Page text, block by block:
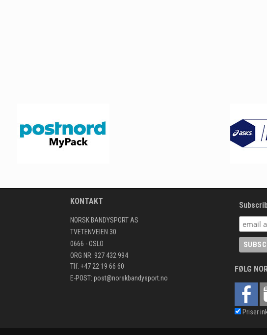
KONTAKT
NORSK BANDYSPORT AS
TVETENVEIEN 30
0666 - OSLO
ORG NR: 927 432 994
Tlf: +47 22 19 66 60
E-POST: post@norskbandysport.no
FØLG
Priser